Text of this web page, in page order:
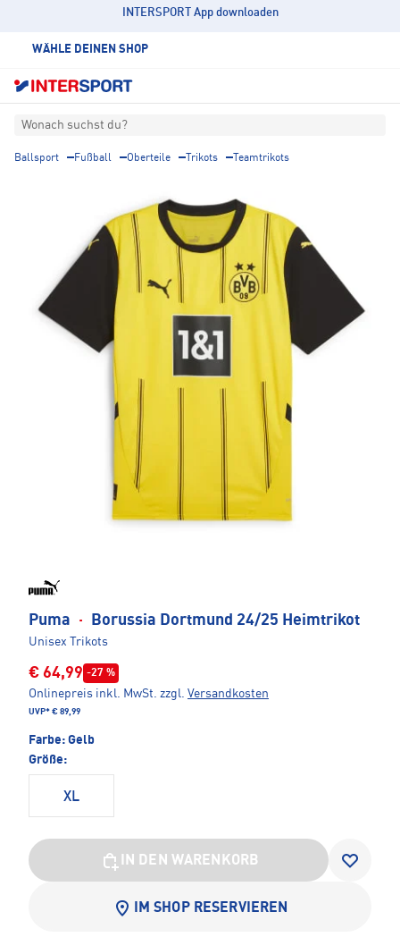
INTERSPORT App downloaden
WÄHLE DEINEN SHOP
Wonach suchst du?
Ballsport Fußball Oberteile Trikots Teamtrikots
Puma · Borussia Dortmund 24/25 Heimtrikot
Unisex Trikots
€ 64,99 -27 %
Onlinepreis inkl. MwSt. zzgl. Versandkosten
UVP* € 89,99
Farbe: Gelb
Größe:
XL
IN DEN WARENKORB
IM SHOP RESERVIEREN